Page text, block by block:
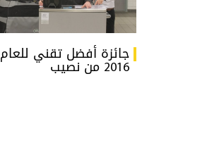
جائزة أفضل تقني للعام
2016 من نصيب